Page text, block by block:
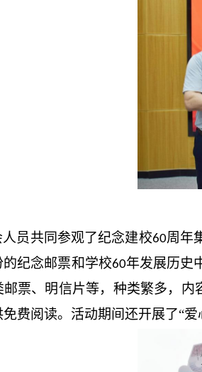
人员共同参观了纪念建校60周年
的纪念邮票和学校60年发展历史
邮票、明信片等，种类繁多，
费阅读。活动期间还开展了“